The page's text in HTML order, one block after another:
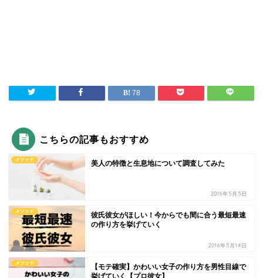
78
こちらの記事もおすすめ
メソッド 美人の特徴と生息地について調査してみた
2016年5月5日
メソッド
彼氏彼女がほしい！今からでも間に合う最短最速
の作り方を挙げていく
2016年5月14日
メソッド
【モテ確実】かわいい女子の作り方を男性目線で
挙げていく【プロ彼女】